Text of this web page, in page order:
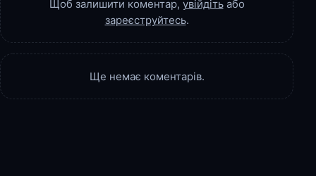
Щоб залишити коментар, увійдітьабо
зареєструйтесь.
Ще немає коментарів.